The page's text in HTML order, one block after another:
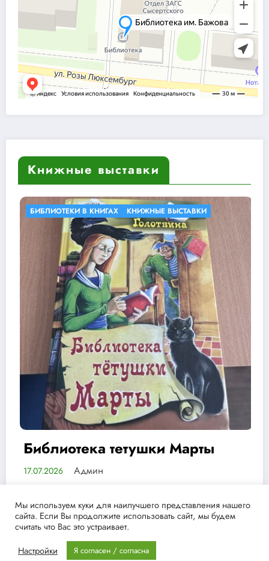
Книжные выставки
КНИЖНЫЕ ВЫСТАВКИ У КНИГИ
75 лет мудрости,
Мы используем куки для наилучшего представления нашего
сайта. Если Вы продолжите использовать сайт, мы будем
считать что Вас это устраивает.
Настройки
Я согласен / согласна